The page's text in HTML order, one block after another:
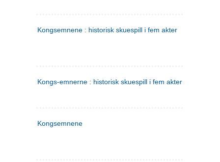
Kongsemnene : historisk skuespill i fem akter
Kongs-emnerne : historisk skuespill i fem akter
Kongsemnene